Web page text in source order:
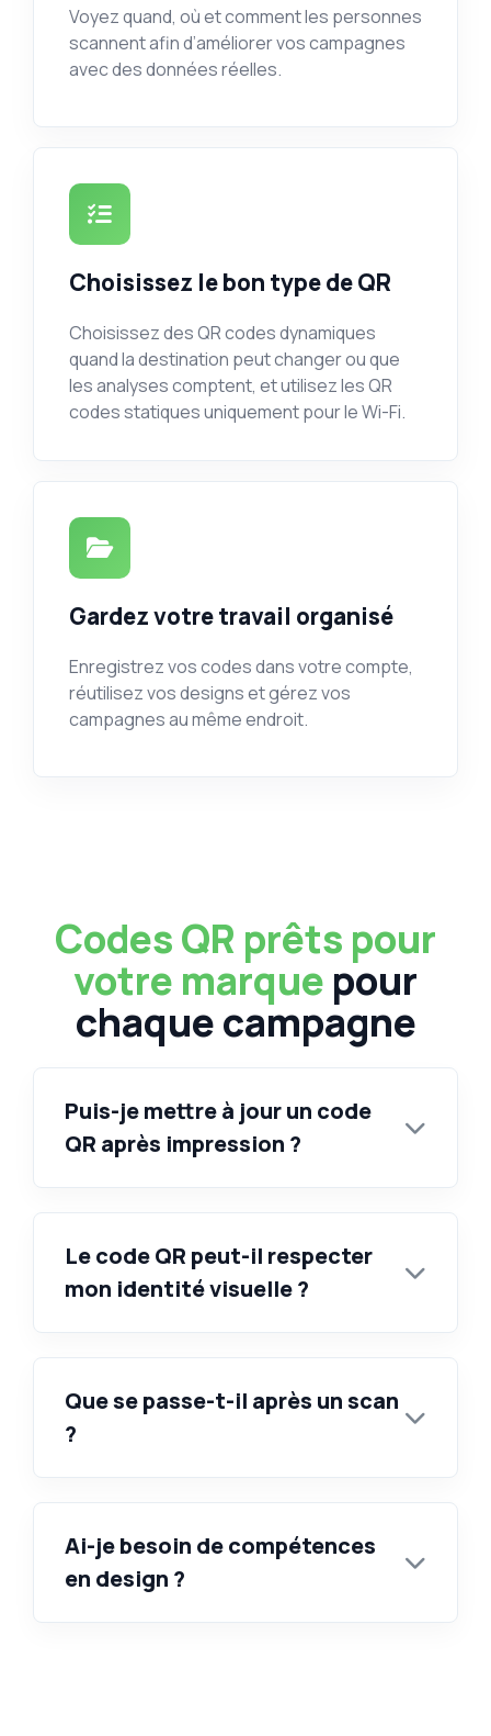
Voyez quand, où et comment les personnes
scannent afin d’améliorer vos campagnes
avec des données réelles.
Choisissez le bon type de QR
Choisissez des QR codes dynamiques
quand la destination peut changer ou que
les analyses comptent, et utilisez les QR
codes statiques uniquement pour le Wi-Fi.
Gardez votre travail organisé
Enregistrez vos codes dans votre compte,
réutilisez vos designs et gérez vos
campagnes au même endroit.
Codes QR prêts pour
votre marque pour
chaque campagne
Puis-je mettre à jour un code
QR après impression ?
Le code QR peut-il respecter
mon identité visuelle ?
Que se passe-t-il après un scan
?
Ai-je besoin de compétences
en design ?